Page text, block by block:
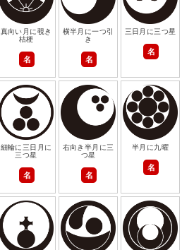
真向い月に覗き
桔梗
名
横半月に一つ引
き
名
三日月に三つ星
名
細輪に三日月に
三つ星
名
右向き半月に三
つ星
名
半月に九曜
名